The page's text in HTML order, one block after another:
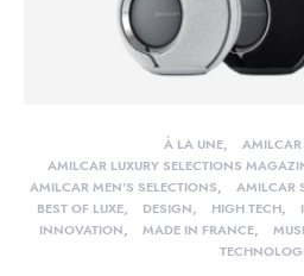
À LA UNE
AMILCAR
AMILCAR LUXURY SELECTIONS
AMILCAR MEN'S SELECTIONS
AMILCAR
BEST OF LUXE
DESIGN HIGH TECH
INNOVATION
MADE IN FRANCE